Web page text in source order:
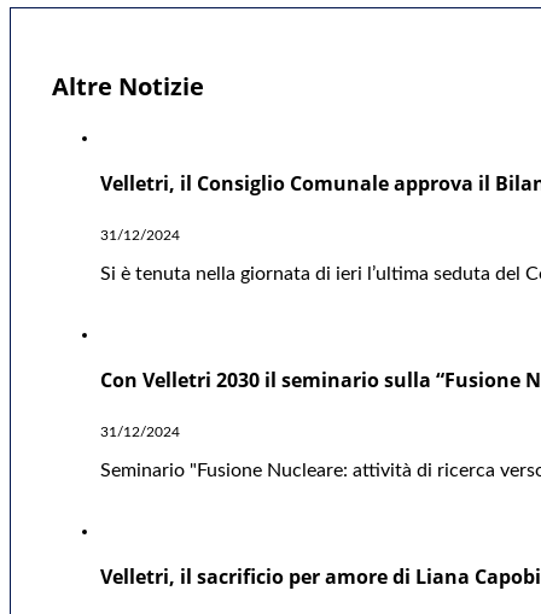
Altre Notizie
Velletri, il Consiglio Comunale approva il
31/12/2024
Si è tenuta nella giornata di ieri l’ultima seduta del
Con Velletri 2030 il seminario sulla “Fusione
31/12/2024
Seminario "Fusione Nucleare: attività di ricerca
Velletri, il sacrificio per amore di Liana